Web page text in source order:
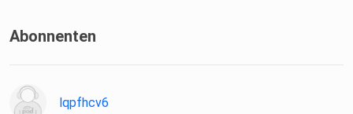
Abonnenten
lqpfhcv6